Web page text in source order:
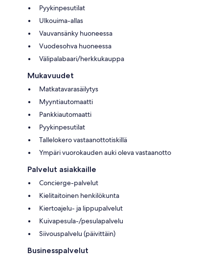
Pyykinpesutilat
Ulkouima-allas
Vauvansänky huoneessa
Vuodesohva huoneessa
Välipalabaari/herkkukauppa
Mukavuudet
Matkatavarasäilytys
Myyntiautomaatti
Pankkiautomaatti
Pyykinpesutilat
Tallelokero vastaanottotiskillä
Ympäri vuorokauden auki oleva vastaanotto
Palvelut asiakkaille
Concierge-palvelut
Kielitaitoinen henkilökunta
Kiertoajelu- ja lippupalvelut
Kuivapesula-/pesulapalvelu
Siivouspalvelu (päivittäin)
Businesspalvelut